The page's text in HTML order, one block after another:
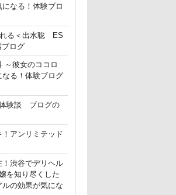
なる！体験ブロ
れる＜出水聡 ES
ブログ
～彼女のココロ
る！体験ブログ
験談 ブログの
アンリミテッド
渋谷でデリヘル
を知り尽くした
の効果が気にな